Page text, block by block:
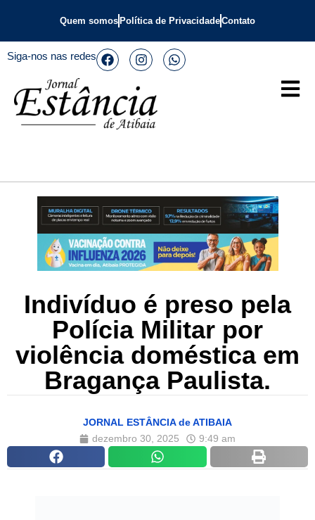
Quem somos Política de PrivacidadeContato
Siga-nos nas redes
Indivíduo é preso pela
Polícia Militar por
violência doméstica em
Bragança Paulista.
JORNAL ESTÂNCIA de ATIBAIA
dezembro 30, 2025
9:49 am